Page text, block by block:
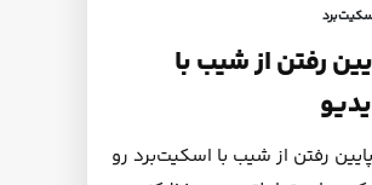
رفتن از شیب با
رفتن از شیب با اسکیت‌برد رو